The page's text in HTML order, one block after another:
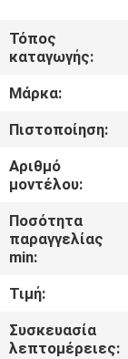
ΠΕΡΊΠΟΥ
ΕΜΕΊΣ
ΓΎΡΟΣ
ΠΟΙΟΤΙΚΌΣ
ΈΛΕΓΧΟΣ
ΜΑΣ
ΕΛΆΤΕ
Τόπος
καταγωγής:
Μάρκα:
Πιστοποίηση:
Αριθμό
μοντέλου:
Ποσότητα
παραγγελίας
min:
Τιμή:
Συσκευασία
λεπτομέρειες: